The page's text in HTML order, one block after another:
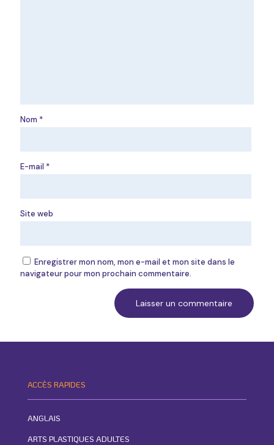
Nom *
E-mail *
Site web
Enregistrer mon nom, mon e-mail et mon site dans le
navigateur pour mon prochain commentaire.
ACCÈS RAPIDES
ANGLAIS
ARTS PLASTIQUES ADULTES